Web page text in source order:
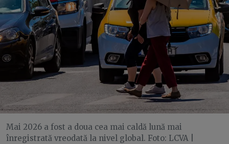
Mai 2026 a fost a doua cea mai caldă lună mai
înregistrată vreodată la nivel global. Foto: LCVA |